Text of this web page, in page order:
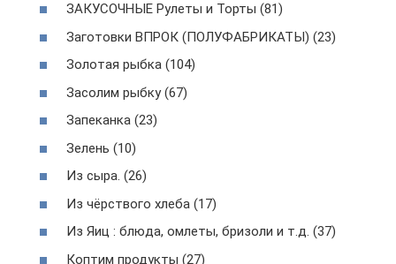
ЗАКУСОЧНЫЕ Рулеты и Торты (81)
Заготовки ВПРОК (ПОЛУФАБРИКАТЫ) (23)
Золотая рыбка (104)
Засолим рыбку (67)
Запеканка (23)
Зелень (10)
Из сыра. (26)
Из чёрствого хлеба (17)
Из Яиц : блюда, омлеты, бризоли и т.д. (37)
Коптим продукты (27)